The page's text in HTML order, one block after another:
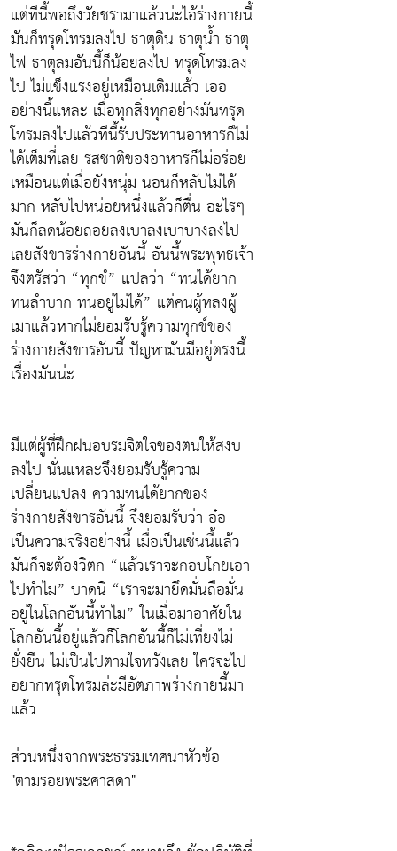
แต่ทีนี้พอถึงวัยชรามาแล้วน่ะไอ้ร่างกายนี้
มันก็ทรุดโทรมลงไป ธาตุดิน ธาตุน้ำ ธาตุ
ไฟ ธาตุลมอันนี้ก็น้อยลงไป ทรุดโทรมลง
ไป ไม่แข็งแรงอยู่เหมือนเดิมแล้ว เออ
อย่างนี้แหละ เมื่อทุกสิ่งทุกอย่างมันทรุด
โทรมลงไปแล้วทีนี้รับประทานอาหารก็ไม่
ได้เต็มที่เลย รสชาติของอาหารก็ไม่อร่อย
เหมือนแต่เมื่อยังหนุ่ม นอนก็หลับไม่ได้
มาก หลับไปหน่อยหนึ่งแล้วก็ตื่น อะไรๆ
มันก็ลดน้อยถอยลงเบาลงเบาบางลงไป
เลยสังขารร่างกายอันนี้ อันนี้พระพุทธเจ้า
จึงตรัสว่า “ทุกฺขํ” แปลว่า “ทนได้ยาก
ทนลำบาก ทนอยู่ไม่ได้” แต่คนผู้หลงผู้
เมาแล้วหากไม่ยอมรับรู้ความทุกข์ของ
ร่างกายสังขารอันนี้ ปัญหามันมีอยู่ตรงนี้
เรื่องมันน่ะ
มีแต่ผู้ที่ฝึกฝนอบรมจิตใจของตนให้สงบ
ลงไป นั่นแหละจึงยอมรับรู้ความ
เปลี่ยนแปลง ความทนได้ยากของ
ร่างกายสังขารอันนี้ จึงยอมรับว่า อ๋อ
เป็นความจริงอย่างนี้ เมื่อเป็นเช่นนี้แล้ว
มันก็จะต้องวิตก “แล้วเราจะกอบโกยเอา
ไปทำไม” บาดนิ “เราจะมายึดมั่นถือมั่น
อยู่ในโลกอันนี้ทำไม” ในเมื่อมาอาศัยใน
โลกอันนี้อยู่แล้วก็โลกอันนี้ก็ไม่เที่ยงไม่
ยั่งยืน ไม่เป็นไปตามใจหวังเลย ใครจะไป
อยากทรุดโทรมล่ะมีอัตภาพร่างกายนี้มา
แล้ว
ส่วนหนึ่งจากพระธรรมเทศนาหัวข้อ
"ตามรอยพระศาสดา"